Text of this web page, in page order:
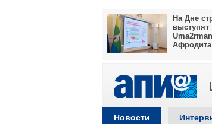
На Дне
выступят
Афродита
Новости